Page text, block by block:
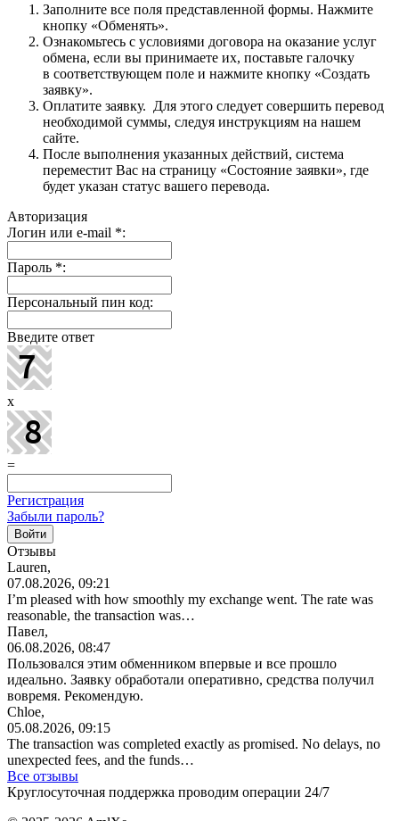
Заполните все поля представленной формы. Нажмите
кнопку «Обменять».
Ознакомьтесь с условиями договора на оказание услуг
обмена, если вы принимаете их, поставьте галочку
в соответствующем поле и нажмите кнопку «Создать
заявку».
Оплатите заявку. Для этого следует совершить перевод
необходимой суммы, следуя инструкциям на нашем
сайте.
После выполнения указанных действий, система
переместит Вас на страницу «Состояние заявки», где
будет указан статус вашего перевода.
Авторизация
Логин или e-mail *:
Пароль *:
Персональный пин код:
Введите ответ
x
=
Регистрация
Забыли пароль?
Отзывы
Lauren,
07.08.2026, 09:21
I’m pleased with how smoothly my exchange went. The rate was
reasonable, the transaction was…
Павел,
06.08.2026, 08:47
Пользовался этим обменником впервые и все прошло
идеально. Заявку обработали оперативно, средства получил
вовремя. Рекомендую.
Chloe,
05.08.2026, 09:15
The transaction was completed exactly as promised. No delays, no
unexpected fees, and the funds…
Все отзывы
Круглосуточная поддержка проводим операции 24/7